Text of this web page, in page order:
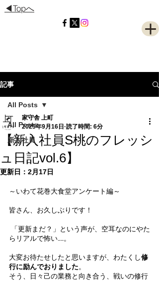
◀Topへ
記事
All Posts
新入社員
All Posts
【新入社員S桃のフレッシ
ュ日記vol.6】
家守舎 上町
2025年9月16日 読了時間: 6分
更新日： 2月17日
～いわて花巻大食堂アンケート編～
皆さん、お久しぶりです！
らリアルで怖い……。
大変お待たせしたと思いますが、わたくし修
行に励んでおりました。
そう、日々己の業務と向き合う、戦いの修行